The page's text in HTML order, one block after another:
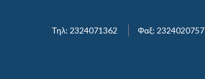
Τηλ: 2324071362 Φαξ: 2324020757